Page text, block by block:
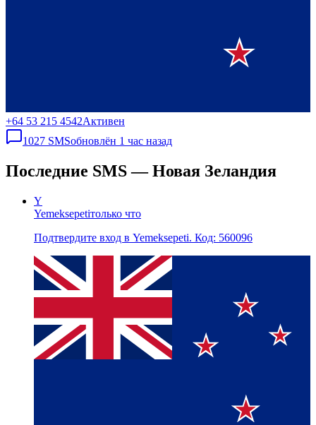
+64 53 215 4542Активен
1027 SMSобновлён 1 час назад
Последние SMS — Новая Зеландия
Y
Yemeksepetiтолько что
Подтвердите вход в Yemeksepeti. Код: 560096